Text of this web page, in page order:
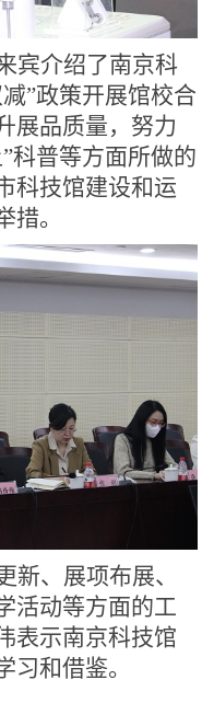
宾介绍了南京科
”政策开展馆校合
展品质量，努力
”科普等方面所做的
科技馆建设和运
措。
新、展项布展、
活动等方面的工
表示南京科技馆
习和借鉴。